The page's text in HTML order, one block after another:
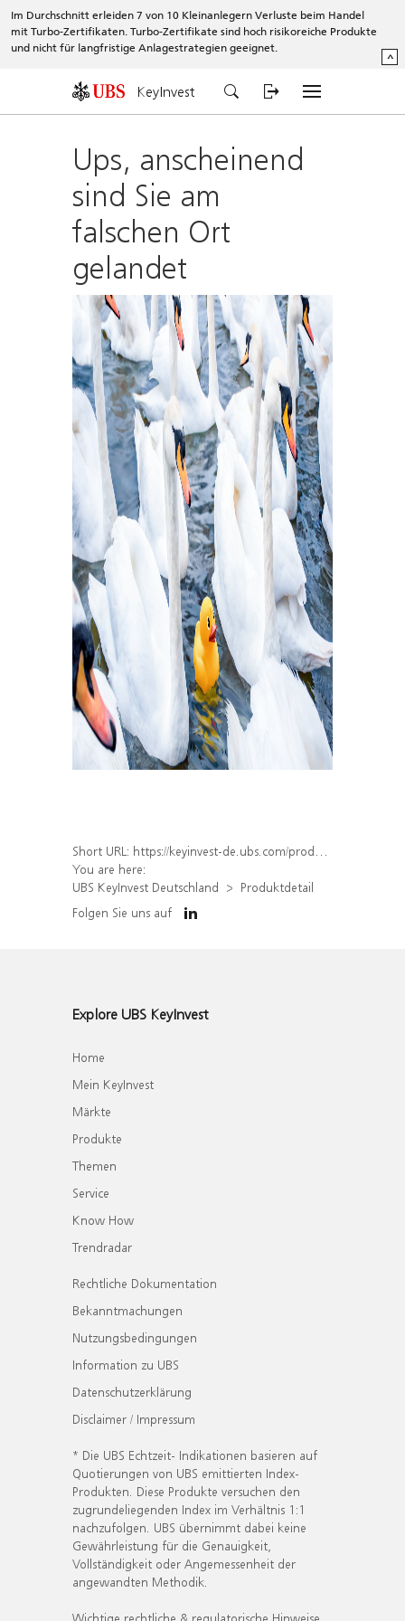
Im Durchschnitt erleiden 7 von 10 Kleinanlegern Verluste beim Handel
mit Turbo-Zertifikaten. Turbo-Zertifikate sind hoch risikoreiche Produkte
und nicht für langfristige Anlagestrategien geeignet.
^
KeyInvest
Ups, anscheinend
sind Sie am
falschen Ort
gelandet
Short URL: https://keyinvest-de.ubs.com/produkt/detail/index/isin/DE000WA9LSE3
You are here:
UBS KeyInvest Deutschland
Produktdetail
Folgen Sie uns auf
Explore UBS KeyInvest
Home
Mein KeyInvest
Märkte
Produkte
Themen
Service
Know How
Trendradar
Rechtliche Dokumentation
Bekanntmachungen
Nutzungsbedingungen
Information zu UBS
Datenschutzerklärung
Disclaimer / Impressum
* Die UBS Echtzeit- Indikationen basieren auf
Quotierungen von UBS emittierten Index-
Produkten. Diese Produkte versuchen den
zugrundeliegenden Index im Verhältnis 1:1
nachzufolgen. UBS übernimmt dabei keine
Gewährleistung für die Genauigkeit,
Vollständigkeit oder Angemessenheit der
angewandten Methodik.